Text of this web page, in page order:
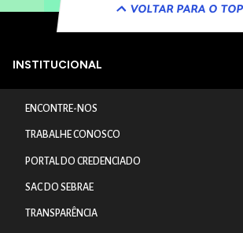
VOLTAR PARA O
INSTITUCIONAL
ENCONTRE-NOS
TRABALHE CONOSCO
PORTAL DO CREDENCIADO
SAC DO SEBRAE
TRANSPARÊNCIA